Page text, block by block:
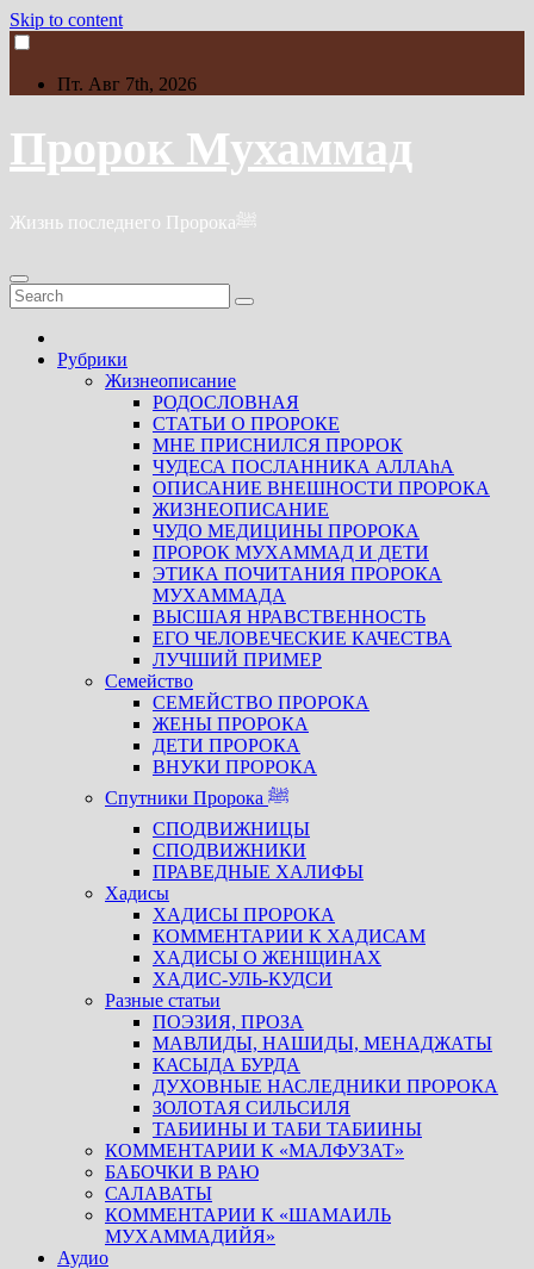
Skip to content
Пт. Авг 7th, 2026
Пророк Мухаммад
Жизнь последнего Пророкаﷺ
Рубрики
Жизнеописание
РОДОСЛОВНАЯ
СТАТЬИ О ПРОРОКЕ
МНЕ ПРИСНИЛСЯ ПРОРОК
ЧУДЕСА ПОСЛАННИКА АЛЛАhА
ОПИСАНИЕ ВНЕШНОСТИ ПРОРОКА
ЖИЗНЕОПИСАНИЕ
ЧУДО МЕДИЦИНЫ ПРОРОКА
ПРОРОК МУХАММАД И ДЕТИ
ЭТИКА ПОЧИТАНИЯ ПРОРОКА
МУХАММАДА
ВЫСШАЯ НРАВСТВЕННОСТЬ
ЕГО ЧЕЛОВЕЧЕСКИЕ КАЧЕСТВА
ЛУЧШИЙ ПРИМЕР
Семейство
СЕМЕЙСТВО ПРОРОКА
ЖЕНЫ ПРОРОКА
ДЕТИ ПРОРОКА
ВНУКИ ПРОРОКА
Спутники Пророка ﷺ
СПОДВИЖНИЦЫ
СПОДВИЖНИКИ
ПРАВЕДНЫЕ ХАЛИФЫ
Хадисы
ХАДИСЫ ПРОРОКА
КОММЕНТАРИИ К ХАДИСАМ
ХАДИСЫ О ЖЕНЩИНАХ
ХАДИС-УЛЬ-КУДСИ
Разные статьи
ПОЭЗИЯ, ПРОЗА
МАВЛИДЫ, НАШИДЫ, МЕНАДЖАТЫ
КАСЫДА БУРДА
ДУХОВНЫЕ НАСЛЕДНИКИ ПРОРОКА
ЗОЛОТАЯ СИЛЬСИЛЯ
ТАБИИНЫ И ТАБИ ТАБИИНЫ
КОММЕНТАРИИ К «МАЛФУЗАТ»
БАБОЧКИ В РАЮ
САЛАВАТЫ
КОММЕНТАРИИ К «ШАМАИЛЬ
МУХАММАДИЙЯ»
Аудио